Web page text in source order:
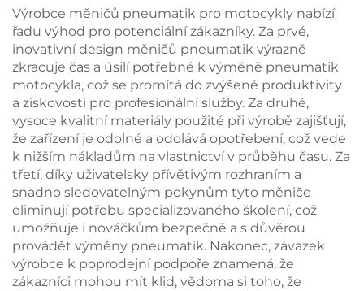
Výrobce měničů pneumatik pro motocykly nabízí
řadu výhod pro potenciální zákazníky. Za prvé,
inovativní design měničů pneumatik výrazně
zkracuje čas a úsilí potřebné k výměně pneumatik
motocykla, což se promítá do zvýšené produktivity
a ziskovosti pro profesionální služby. Za druhé,
vysoce kvalitní materiály použité při výrobě zajišťují,
že zařízení je odolné a odolává opotřebení, což vede
k nižším nákladům na vlastnictví v průběhu času. Za
třetí, díky uživatelsky přívětivým rozhraním a
snadno sledovatelným pokynům tyto měniče
eliminují potřebu specializovaného školení, což
umožňuje i nováčkům bezpečně a s důvěrou
provádět výměny pneumatik. Nakonec, závazek
výrobce k poprodejní podpoře znamená, že
zákazníci mohou mít klid, vědoma si toho, že